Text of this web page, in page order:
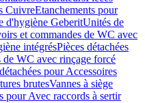
CuivreEtanchements pour
d'hygiène GeberitUnités de
et commandes de WC avec
intégrésPièces détachées
de WC avec rinçage forcé
pour Accessoires
brutesVannes à siège
pour Avec raccords à sertir